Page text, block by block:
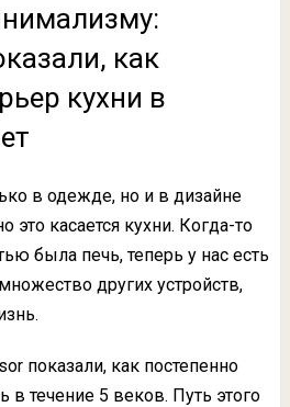
как
кухни в
в одежде, но и в дизайне
это касается кухни. Когда-то
была печь, теперь у нас есть
других устройств,
показали, как постепенно
в течение 5 веков. Путь этого